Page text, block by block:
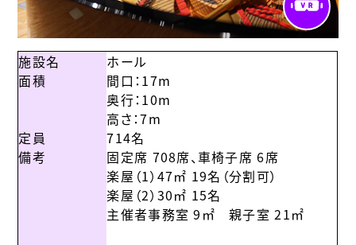
施設名
ホール
面積
間口：17m
奥行：10m
高さ：7m
定員
714名
備考
固定席 708席、車椅子席 6席
楽屋（1）47㎡ 19名（分割可）
楽屋（2）30㎡ 15名
主催者事務室 9㎡ 親子室 21㎡